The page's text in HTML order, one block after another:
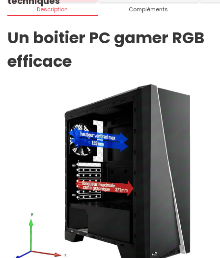
Description Compléments
Un boitier PC gamer RGB
efficace